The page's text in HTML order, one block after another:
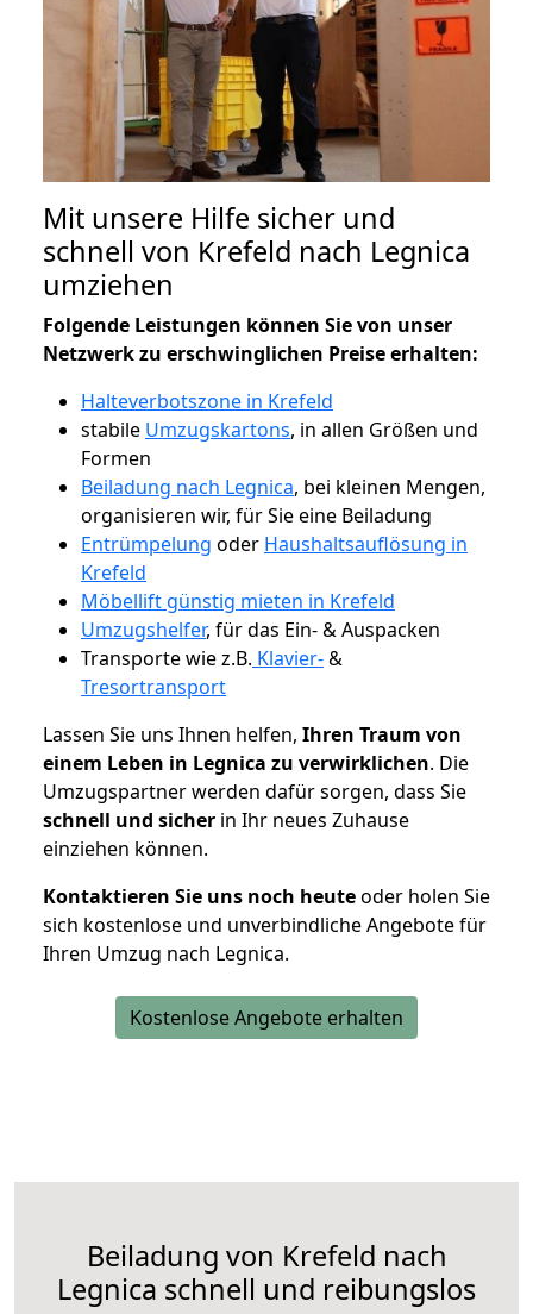
Mit unsere Hilfe sicher und
schnell von Krefeld nach Legnica
umziehen
Folgende Leistungen können Sie von unser
Netzwerk zu erschwinglichen Preise erhalten:
Halteverbotszone in Krefeld
stabile Umzugskartons, in allen Größen und
Formen
Beiladung nach Legnica, bei kleinen Mengen,
organisieren wir, für Sie eine Beiladung
Entrümpelung oder Haushaltsauflösung in
Krefeld
Möbellift günstig mieten in Krefeld
Umzugshelfer, für das Ein- & Auspacken
Transporte wie z.B. Klavier-&
Tresortransport
Lassen Sie uns Ihnen helfen, Ihren Traum von
einem Leben in Legnica zu verwirklichen. Die
Umzugspartner werden dafür sorgen, dass Sie
schnell und sicher in Ihr neues Zuhause
einziehen können.
Kontaktieren Sie uns noch heuteoder holen Sie
sich kostenlose und unverbindliche Angebote für
Ihren Umzug nach Legnica.
Kostenlose Angebote erhalten
Beiladung von Krefeld nach
Legnica schnell und reibungslos